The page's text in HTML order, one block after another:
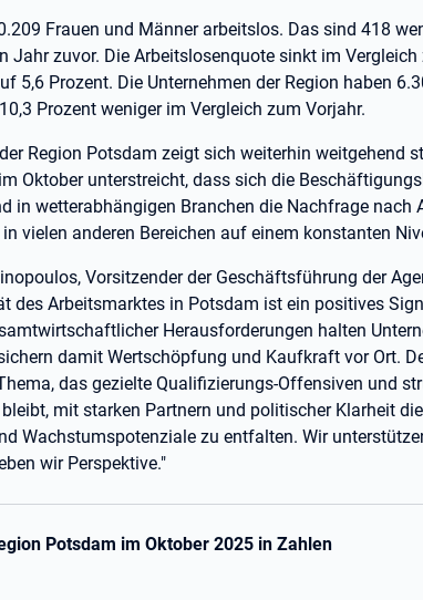
Frauen und Männer arbeitslos. Das sind 418
Jahr zuvor. Die Arbeitslosenquote sinkt im
5,6 Prozent. Die Unternehmen der Region haben
Prozent weniger im Vergleich zum Vorjahr.
Region Potsdam zeigt sich weiterhin weitgehend
Oktober unterstreicht, dass sich die
in wetterabhängigen Branchen die Nachfrage nach
vielen anderen Bereichen auf einem konstanten
Vorsitzender der Geschäftsführung der
des Arbeitsmarktes in Potsdam ist ein positives
Herausforderungen halten
damit Wertschöpfung und Kaufkraft vor Ort.
das gezielte Qualifizierungs-Offensiven und
mit starken Partnern und politischer Klarheit
Wachstumspotenziale zu entfalten. Wir
wir Perspektive."
Potsdam im Oktober 2025 in Zahlen